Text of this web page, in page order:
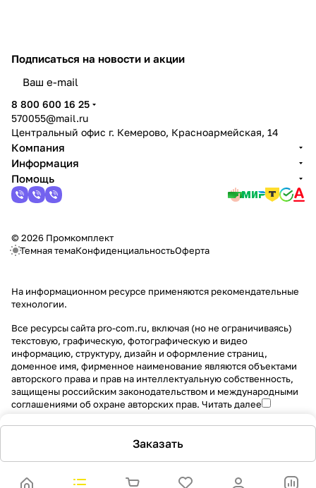
Заказать
Подписаться на новости и акции
8 800 600 16 25
570055@mail.ru
Центральный офис г. Кемерово, Красноармейская, 14
Компания
Информация
Помощь
© 2026 Промкомплект
Темная темаКонфиденциальностьОферта
На информационном ресурсе применяются рекомендательные
технологии.
Все ресурсы сайта pro-com.ru, включая (но не ограничиваясь)
текстовую, графическую, фотографическую и видео
информацию, структуру, дизайн и оформление страниц,
доменное имя, фирменное наименование являются объектами
авторского права и прав на интеллектуальную собственность,
защищены российским законодательством и международными
соглашениями об охране авторских прав. Читать далее